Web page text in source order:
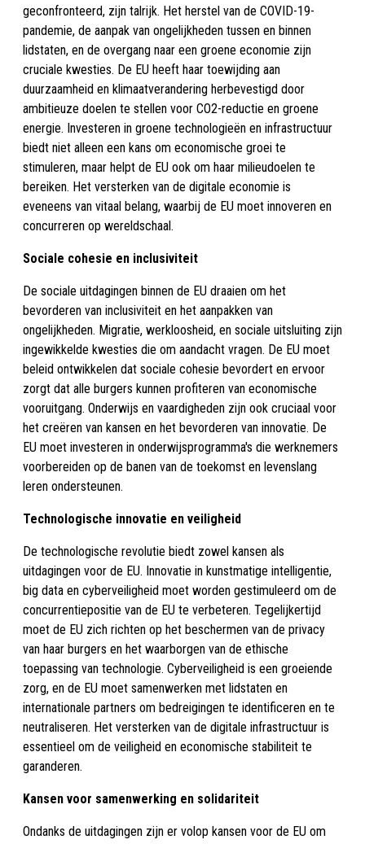
geconfronteerd, zijn talrijk. Het herstel van de COVID-19-
pandemie, de aanpak van ongelijkheden tussen en binnen
lidstaten, en de overgang naar een groene economie zijn
cruciale kwesties. De EU heeft haar toewijding aan
duurzaamheid en klimaatverandering herbevestigd door
ambitieuze doelen te stellen voor CO2-reductie en groene
energie. Investeren in groene technologieën en infrastructuur
biedt niet alleen een kans om economische groei te
stimuleren, maar helpt de EU ook om haar milieudoelen te
bereiken. Het versterken van de digitale economie is
eveneens van vitaal belang, waarbij de EU moet innoveren en
concurreren op wereldschaal.
Sociale cohesie en inclusiviteit
De sociale uitdagingen binnen de EU draaien om het
bevorderen van inclusiviteit en het aanpakken van
ongelijkheden. Migratie, werkloosheid, en sociale uitsluiting zijn
ingewikkelde kwesties die om aandacht vragen. De EU moet
beleid ontwikkelen dat sociale cohesie bevordert en ervoor
zorgt dat alle burgers kunnen profiteren van economische
vooruitgang. Onderwijs en vaardigheden zijn ook cruciaal voor
het creëren van kansen en het bevorderen van innovatie. De
EU moet investeren in onderwijsprogramma's die werknemers
voorbereiden op de banen van de toekomst en levenslang
leren ondersteunen.
Technologische innovatie en veiligheid
De technologische revolutie biedt zowel kansen als
uitdagingen voor de EU. Innovatie in kunstmatige intelligentie,
big data en cyberveiligheid moet worden gestimuleerd om de
concurrentiepositie van de EU te verbeteren. Tegelijkertijd
moet de EU zich richten op het beschermen van de privacy
van haar burgers en het waarborgen van de ethische
toepassing van technologie. Cyberveiligheid is een groeiende
zorg, en de EU moet samenwerken met lidstaten en
internationale partners om bedreigingen te identificeren en te
neutraliseren. Het versterken van de digitale infrastructuur is
essentieel om de veiligheid en economische stabiliteit te
garanderen.
Kansen voor samenwerking en solidariteit
Ondanks de uitdagingen zijn er volop kansen voor de EU om